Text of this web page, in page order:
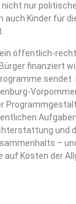
nur
Kinder für
öffentlich-
finanziert
sendet.
und
–
auf Kosten der